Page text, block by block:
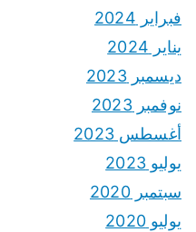
فبراير 2024
يناير 2024
ديسمبر 2023
نوفمبر 2023
أغسطس 2023
يوليو 2023
سبتمبر 2020
يوليو 2020